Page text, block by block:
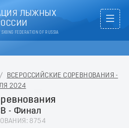
ЛЫЖНЫХ
SKIING FEDERATION OF RUSSIA
/
ВСЕРОССИЙСКИЕ СОРЕВНОВАНИЯ -
2024
- Финал
8754